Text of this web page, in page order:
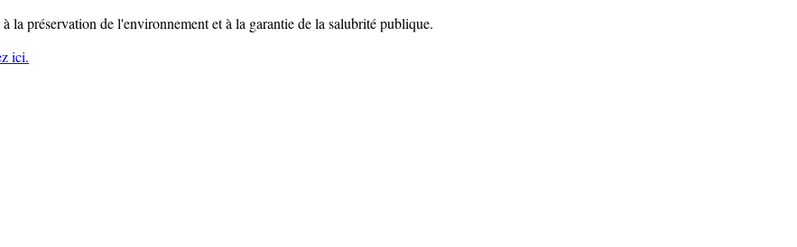
préservation de l'environnement et à la garantie de la salubrité publique.
ici.